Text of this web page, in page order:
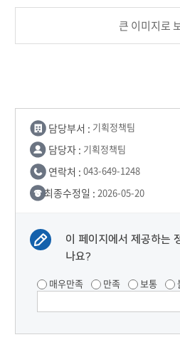
큰 이미지로
담당부서 : 기획정책팀
담당자 : 기획정책팀
연락처 : 043-649-1248
최종수정일 : 2026-05-20
이 페이지에서 제공하는
나요?
매우만족 만족 보통